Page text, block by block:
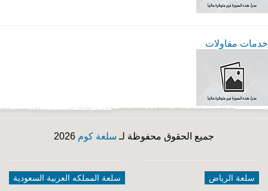
خدمات مقاولات
جميع الحقوق محفوظة لـ سلعة كوم
سلعة الرياض سلعة المملكه العربية السعودية